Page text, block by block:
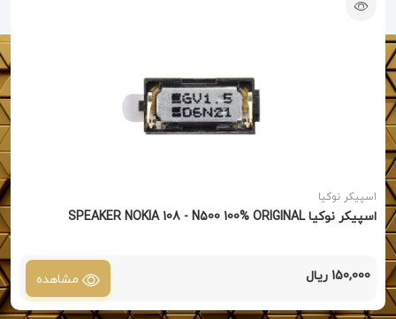
اسپیکر نوکیا
اسپیکر نوکیا SPEAKER NOKIA 108 - N500 100% ORIGINAL
150,000 ریال مشاهده